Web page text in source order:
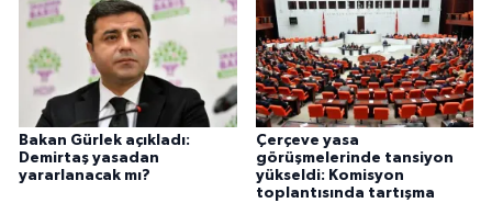
Bakan Gürlek açıkladı:
Demirtaş yasadan
yararlanacak mı?
Çerçeve yasa
görüşmelerinde tansiyon
yükseldi: Komisyon
toplantısında tartışma